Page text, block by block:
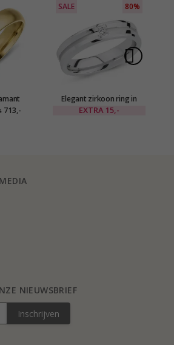
goud
713,-
SALE 80%
Elegant zirkoon ring in
gerodineerd zilver
EXTRA 15,-
NIEUWSBRIEF
Inschrijven